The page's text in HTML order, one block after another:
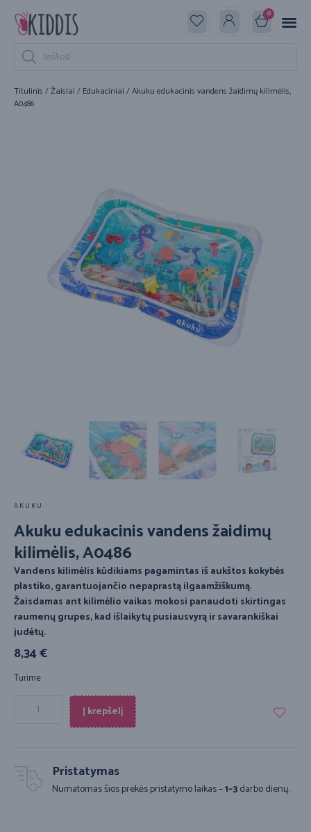
0
Titulinis /Žaislai / Edukaciniai / Akuku edukacinis vandens žaidimų kilimėlis,
A0486
AKUKU
Akuku edukacinis vandens žaidimų
kilimėlis, A0486
Vandens kilimėlis kūdikiams pagamintas iš aukštos kokybės
plastiko, garantuojančio nepaprastą ilgaamžiškumą.
Žaisdamas ant kilimėlio vaikas mokosi panaudoti skirtingas
raumenų grupes, kad išlaikytų pusiausvyrą ir savarankiškai
judėtų.
8,34€
Turime
Į krepšelį
Pristatymas
Numatomas šios prekės pristatymo laikas –1–3darbo dienų.